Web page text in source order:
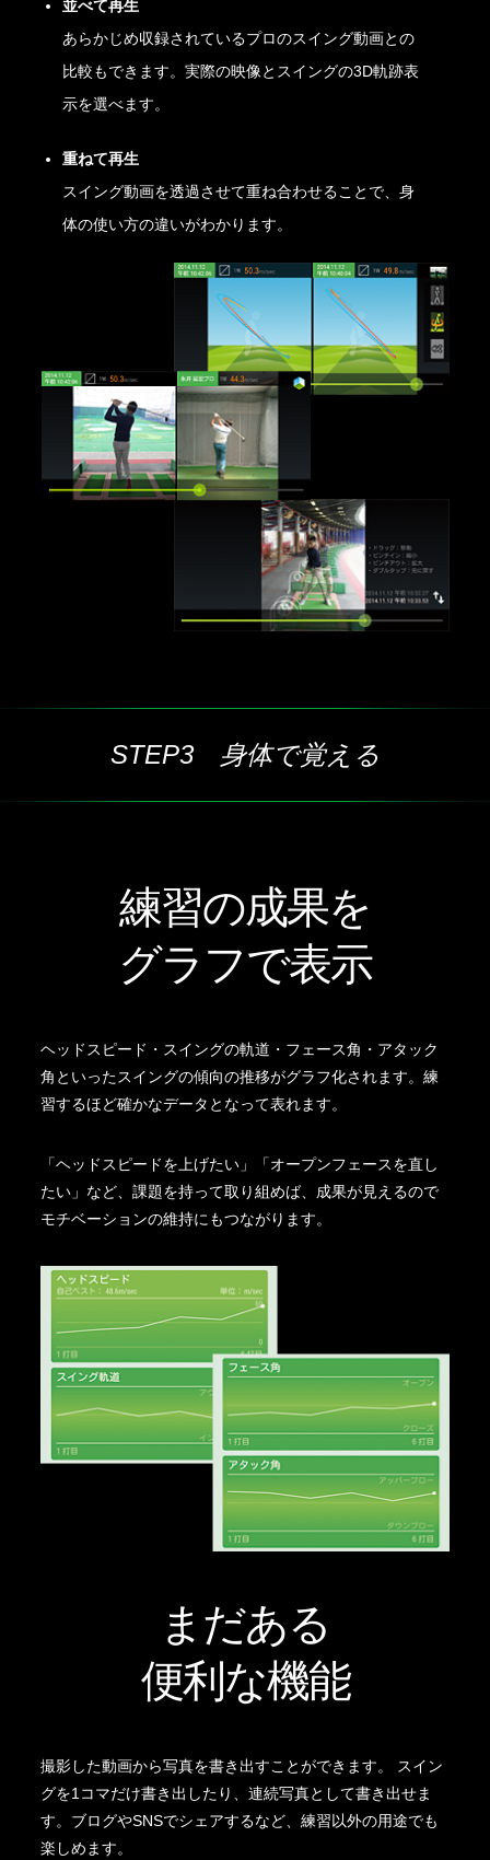
並べて再生
あらかじめ収録されているプロのスイング動画との
比較もできます。実際の映像とスイングの3D軌跡表
示を選べます。
重ねて再生
スイング動画を透過させて重ね合わせることで、身
体の使い方の違いがわかります。
STEP3 身体で覚える
練習の成果を
グラフで表示
ヘッドスピード・スイングの軌道・フェース角・アタック
角といったスイングの傾向の推移がグラフ化されます。練
習するほど確かなデータとなって表れます。
「ヘッドスピードを上げたい」「オープンフェースを直し
たい」など、課題を持って取り組めば、成果が見えるので
モチベーションの維持にもつながります。
まだある
便利な機能
撮影した動画から写真を書き出すことができます。 スイン
グを1コマだけ書き出したり、連続写真として書き出せま
す。ブログやSNSでシェアするなど、練習以外の用途でも
楽しめます。